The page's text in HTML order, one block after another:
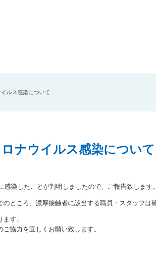
ルス感染について
ナウイルス感染について
染したことが判明しましたので、ご報告致します。
ところ、濃厚接触者に該当する職員・スタッフは
す。
協力を宜しくお願い致します。